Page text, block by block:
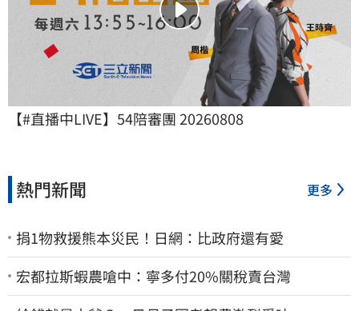
【#直播中LIVE】54陪審團 20260808
熱門新聞 更多
捐1物救援熊本災民！日網：比政府還有愛
宏都拉斯蝦農嗆中：寧多付20%關稅賣台灣